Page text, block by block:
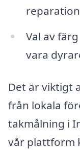
Val av
vara
Det är viktigt
från lokala
takmålning i
vår plattform